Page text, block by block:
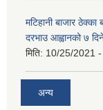
मटिहानी बाजार ठेक्का
दरभाउ आह्वानको ७
मिति: 10/25/2021
अन्य